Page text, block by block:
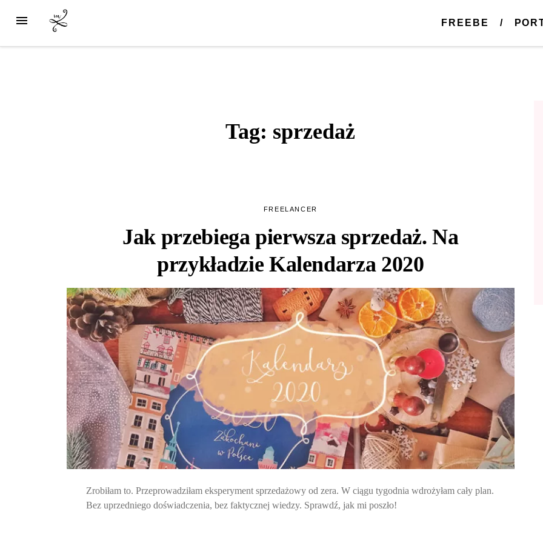
FREEBE
Tag: sprzedaż
FREELANCER
Jak przebiega pierwsza sprzedaż. Na
przykładzie Kalendarza 2020
Zrobiłam to. Przeprowadziłam eksperyment sprzedażowy od zera. W ciągu tygodnia wdrożyłam cały plan.
Bez uprzedniego doświadczenia, bez faktycznej wiedzy. Sprawdź, jak mi poszło!